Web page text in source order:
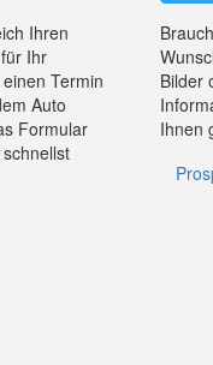
Ihren
Ihr
Termin
Auto
Formular
Bilder
Ihnen